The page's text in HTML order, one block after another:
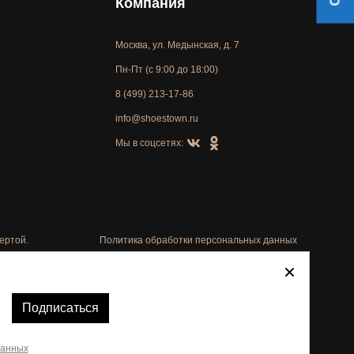
Компания
Москва, ул. Медынская, д. 7
Пн-Пт (с 9:00 до 18:00)
8 (499) 213-17-86
info@shoestown.ru
Мы в соцсетях:
Политика обработки персональных данных
Автоматизировано -
Подписаться